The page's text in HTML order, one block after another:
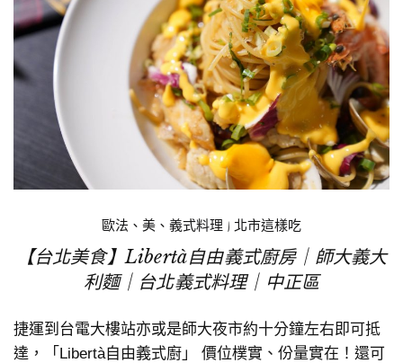
歐法、美、義式料理 | 北市這樣吃
【台北美食】Libertà自由義式廚房｜師大義大
利麵｜台北義式料理｜中正區
捷運到台電大樓站亦或是師大夜市約十分鐘左右即可抵
達，「Libertà自由義式廚」 價位樸實、份量實在！還可